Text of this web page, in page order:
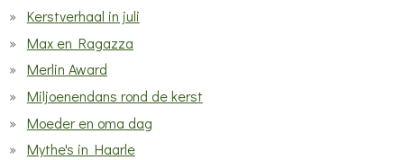
Kerstverhaal in juli
Max en Ragazza
Merlin Award
Miljoenendans rond de kerst
Moeder en oma dag
Mythe's in Haarle